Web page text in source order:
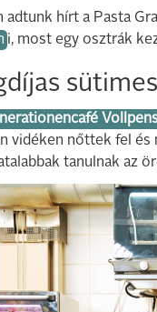
adtunk hírt a Pasta
i, most egy osztrák
vidéken nőttek fel
tanulnak az